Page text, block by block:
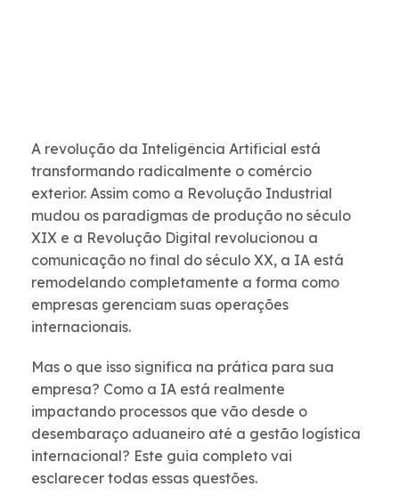
A revolução da Inteligência Artificial está
transformando radicalmente o comércio
exterior. Assim como a Revolução Industrial
mudou os paradigmas de produção no século
XIX e a Revolução Digital revolucionou a
comunicação no final do século XX, a IA está
remodelando completamente a forma como
empresas gerenciam suas operações
internacionais.
Mas o que isso significa na prática para sua
empresa? Como a IA está realmente
impactando processos que vão desde o
desembaraço aduaneiro até a gestão logística
internacional? Este guia completo vai
esclarecer todas essas questões.